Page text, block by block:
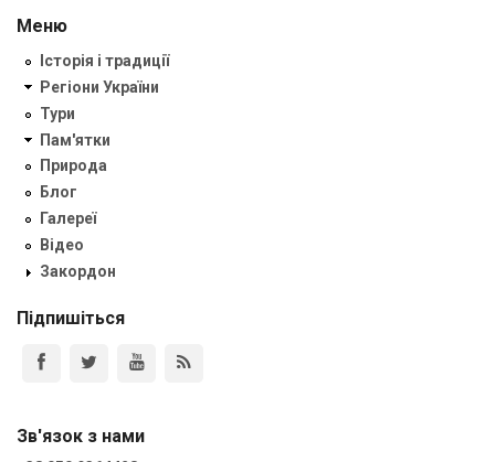
Меню
Історія і традиції
Регіони України
Тури
Пам'ятки
Природа
Блог
Галереї
Відео
Закордон
Підпишіться
Зв'язок з нами